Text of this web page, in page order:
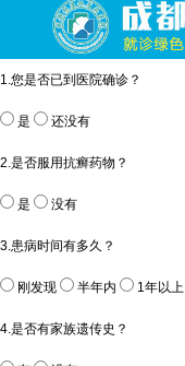
1.您是否已到医院确诊？
是 还没有
2.是否服用抗癣药物？
是 没有
3.患病时间有多久？
刚发现 半年内 1年以上
4.是否有家族遗传史？